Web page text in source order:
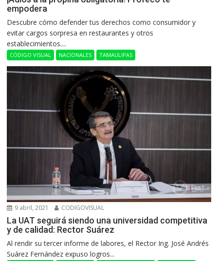
empodera
Descubre cómo defender tus derechos como consumidor y
evitar cargos sorpresa en restaurantes y otros
establecimientos....
CÓDIGO VISUAL NACIONALES TAMAULIPAS
9 abril, 2021 CODIGOVISUAL
La UAT seguirá siendo una universidad competitiva
y de calidad: Rector Suárez
Al rendir su tercer informe de labores, el Rector Ing. José Andrés
Suárez Fernández expuso logros...